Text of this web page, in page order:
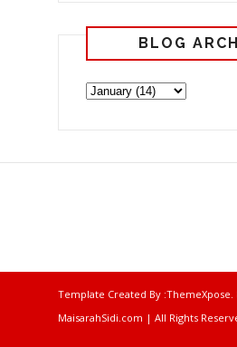
BLOG
Template Created By :ThemeXpose
MaisarahSidi.com | All Rights